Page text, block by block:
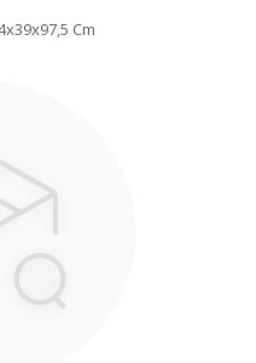
Cm